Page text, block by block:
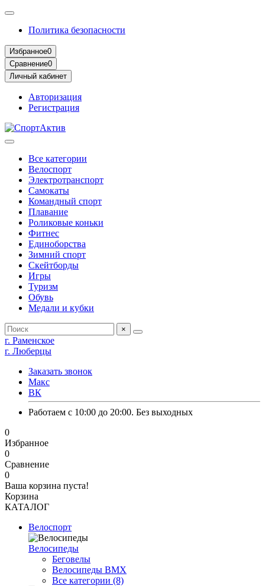
Политика безопасности
Избранное0
Сравнение0
Личный кабинет
Авторизация
Регистрация
Все категории
Велоспорт
Электротранспорт
Самокаты
Командный спорт
Плавание
Роликовые коньки
Фитнес
Единоборства
Зимний спорт
Скейтборды
Игры
Туризм
Обувь
Медали и кубки
×
г. Раменское
г. Люберцы
Заказать звонок
Макс
ВК
Работаем с 10:00 до 20:00. Без выходных
0
Избранное
0
Сравнение
0
Ваша корзина пуста!
Корзина
КАТАЛОГ
Велоспорт
Велосипеды
Беговелы
Велосипеды BMX
Все категории (8)